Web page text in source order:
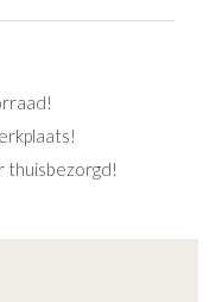
thuisbezorgd!